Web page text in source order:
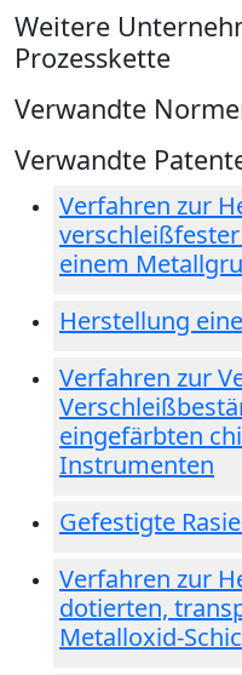
Weitere
Prozesskette
Verwandte
Verwandte
Verfahren zur
einem
Herstellung
Verfahren zur
eingefärbten
Instrumenten
Gefestigte
Verfahren zur
dotierten,
Metalloxid-